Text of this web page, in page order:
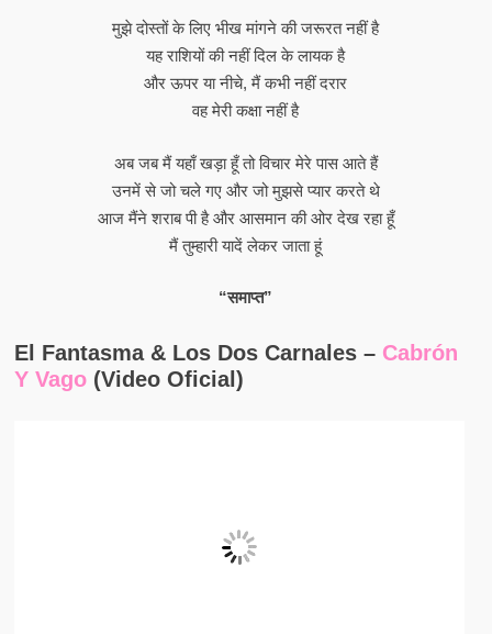
मुझे दोस्तों के लिए भीख मांगने की जरूरत नहीं है
यह राशियों की नहीं दिल के लायक है
और ऊपर या नीचे, मैं कभी नहीं दरार
वह मेरी कक्षा नहीं है
अब जब मैं यहाँ खड़ा हूँ तो विचार मेरे पास आते हैं
उनमें से जो चले गए और जो मुझसे प्यार करते थे
आज मैंने शराब पी है और आसमान की ओर देख रहा हूँ
मैं तुम्हारी यादें लेकर जाता हूं
“समाप्त”
El Fantasma & Los Dos Carnales – Cabrón
Y Vago(Video Oficial)